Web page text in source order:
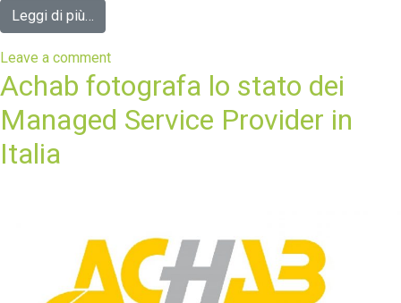
Leggi di più…
Leave a comment
Achab fotografa lo stato dei
Managed Service Provider in
Italia